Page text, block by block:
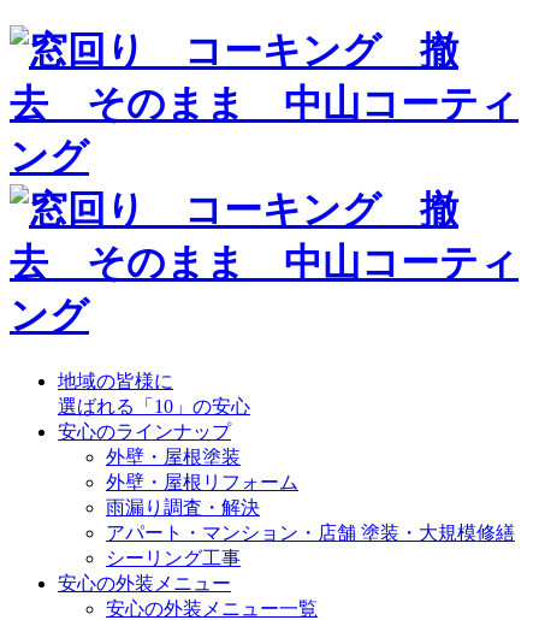
地域の皆様に
選ばれる「10」の安心
安心のラインナップ
外壁・屋根塗装
外壁・屋根リフォーム
雨漏り調査・解決
アパート・マンション・店舗 塗装・大規模修繕
シーリング工事
安心の外装メニュー
安心の外装メニュー一覧